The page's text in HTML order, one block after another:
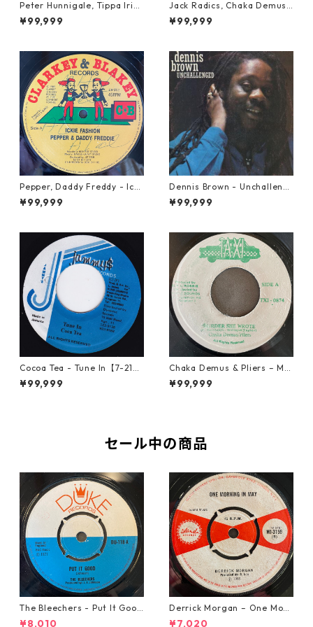
Peter Hunnigale, Tippa Irie
- Raggamuffin Girl【12-50
045】
¥99,999
Jack Radics, Chaka Demus
& Pliers - Twist And Shout
【7-21830】
¥99,999
Pepper, Daddy Freddy - Icki
e Fashion【12-50044】
¥99,999
Dennis Brown - Unchalleng
ed【LP-70046】
¥99,999
Cocoa Tea - Tune In【7-2187
2】
¥99,999
Chaka Demus & Pliers – Mu
rder She Wrote【7-21777】
¥99,999
セール中の商品
The Bleechers - Put It Good
【7-21637】
¥8,010
Derrick Morgan – One Morn
ing In May【7-21653】
¥7,020